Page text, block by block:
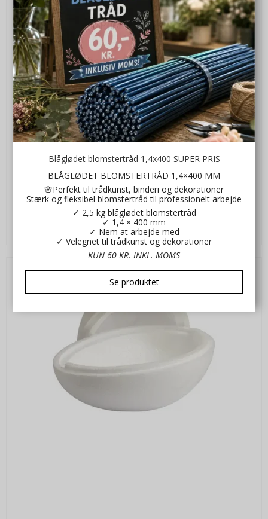
Hønseæg solgul
5,00 DKK
VIS PRODUKT
Blåglødet blomstertråd 1,4x400 SUPER PRIS
BLÅGLØDET BLOMSTERTRÅD 1,4×400 MM
🌸Perfekt til trådkunst, binderi og dekorationer
Stærk og fleksibel blomstertråd til professionelt arbejde
✓ 2,5 kg blåglødet blomstertråd
✓ 1,4 × 400 mm
✓ Nem at arbejde med
✓ Velegnet til trådkunst og dekorationer
KUN 60 KR. INKL. MOMS
Se produktet